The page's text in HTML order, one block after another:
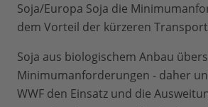
Soja/Europa Soja die
dem Vorteil der kürzeren
Soja aus biologischem Anbau
Minimumanforderungen - daher
WWF den Einsatz und die